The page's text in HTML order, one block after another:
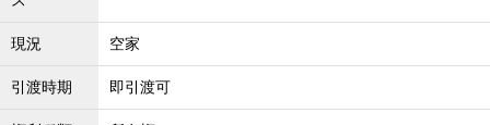
現況 空家
引渡時期 即引渡可